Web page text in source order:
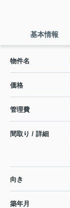
基本情報
物件名
価格
管理費
間取り / 詳細
向き
築年月